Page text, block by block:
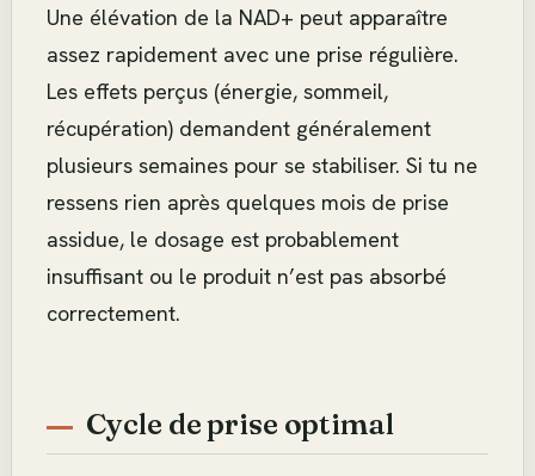
Une élévation de la NAD+ peut apparaître
assez rapidement avec une prise régulière.
Les effets perçus (énergie, sommeil,
récupération) demandent généralement
plusieurs semaines pour se stabiliser. Si tu ne
ressens rien après quelques mois de prise
assidue, le dosage est probablement
insuffisant ou le produit n’est pas absorbé
correctement.
Cycle de prise optimal